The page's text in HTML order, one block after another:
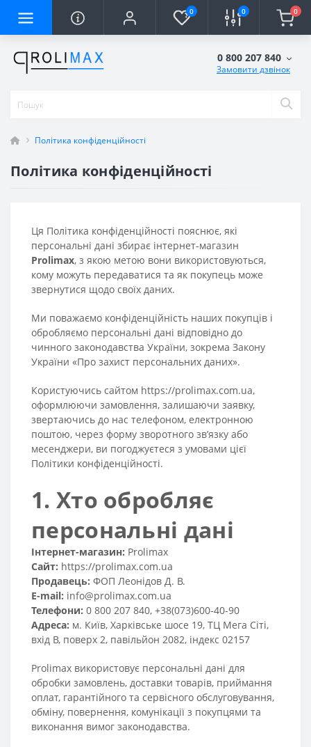
0 0 0
0 800 207 840
Замовити дзвінок
Політика конфіденційності
Політика конфіденційності
Ця Політика конфіденційності пояснює, які
персональні дані збирає інтернет-магазин
Prolimax, з якою метою вони використовуються,
кому можуть передаватися та як покупець може
звернутися щодо своїх даних.
Ми поважаємо конфіденційність наших покупців і
обробляємо персональні дані відповідно до
чинного законодавства України, зокрема Закону
України «Про захист персональних даних».
Користуючись сайтом https://prolimax.com.ua,
оформлюючи замовлення, залишаючи заявку,
звертаючись до нас телефоном, електронною
поштою, через форму зворотного зв’язку або
месенджери, ви погоджуєтеся з умовами цієї
Політики конфіденційності.
1. Хто обробляє
персональні дані
Інтернет-магазин: Prolimax
Сайт: https://prolimax.com.ua
Продавець: ФОП Леонідов Д. В.
E-mail: info@prolimax.com.ua
Телефони: 0 800 207 840, +38(073)600-40-90
Адреса: м. Київ, Харківське шосе 19, ТЦ Мега Сіті,
вхід В, поверх 2, павільйон 2082, індекс 02157
Prolimax використовує персональні дані для
обробки замовлень, доставки товарів, приймання
оплат, гарантійного та сервісного обслуговування,
обміну, повернення, комунікації з покупцями та
виконання вимог законодавства.